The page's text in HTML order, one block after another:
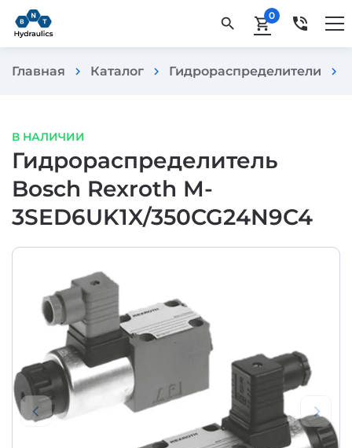
search shopping_cart0 phone_in_talk
Главная chevron_right Каталог chevron_right Гидрораспределители chevron_right
В НАЛИЧИИ
Гидрораспределитель
Bosch Rexroth M-
3SED6UK1X/350CG24N9C4